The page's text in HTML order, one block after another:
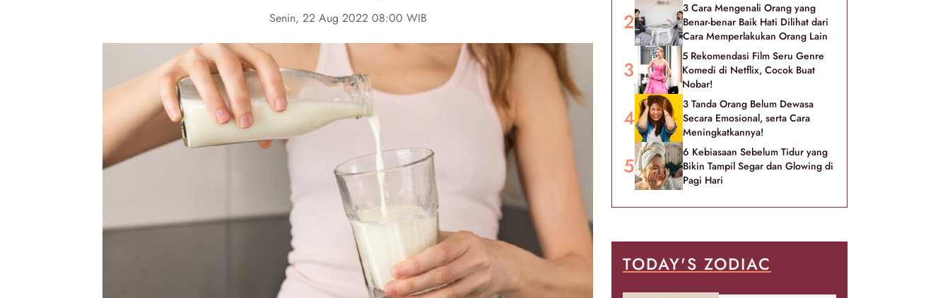
Senin, 22 Aug 2022 08:00 WIB
3 Cara Mengenali Orang yang
Benar-benar Baik Hati Dilihat dari
Cara Memperlakukan Orang Lain
5 Rekomendasi Film Seru Genre
Komedi di Netflix, Cocok Buat
Nobar!
3 Tanda Orang Belum Dewasa
Secara Emosional, serta Cara
Meningkatkannya!
6 Kebiasaan Sebelum Tidur yang
Bikin Tampil Segar dan Glowing di
Pagi Hari
TODAY'S ZODIAC